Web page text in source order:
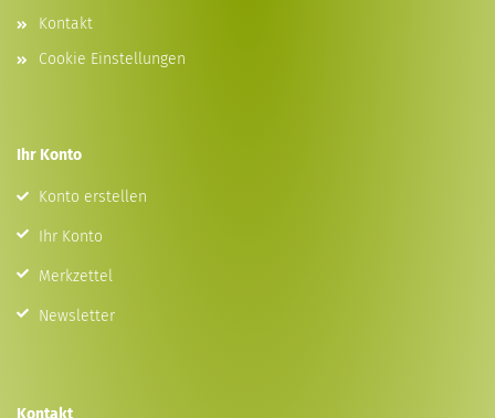
Kontakt
Cookie Einstellungen
Ihr Konto
Konto erstellen
Ihr Konto
Merkzettel
Newsletter